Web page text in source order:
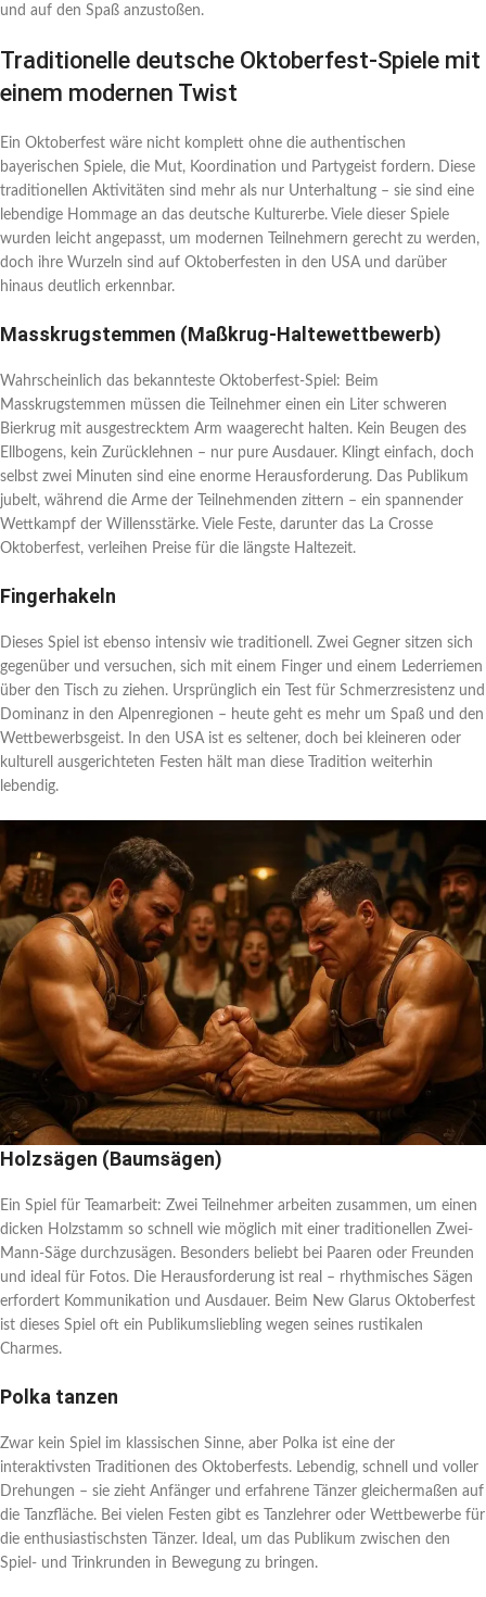
und auf den Spaß anzustoßen.
Traditionelle deutsche Oktoberfest-Spiele mit
einem modernen Twist
Ein Oktoberfest wäre nicht komplett ohne die authentischen
bayerischen Spiele, die Mut, Koordination und Partygeist fordern. Diese
traditionellen Aktivitäten sind mehr als nur Unterhaltung – sie sind eine
lebendige Hommage an das deutsche Kulturerbe. Viele dieser Spiele
wurden leicht angepasst, um modernen Teilnehmern gerecht zu werden,
doch ihre Wurzeln sind auf Oktoberfesten in den USA und darüber
hinaus deutlich erkennbar.
Masskrugstemmen (Maßkrug-Haltewettbewerb)
Wahrscheinlich das bekannteste Oktoberfest-Spiel: Beim
Masskrugstemmen müssen die Teilnehmer einen ein Liter schweren
Bierkrug mit ausgestrecktem Arm waagerecht halten. Kein Beugen des
Ellbogens, kein Zurücklehnen – nur pure Ausdauer. Klingt einfach, doch
selbst zwei Minuten sind eine enorme Herausforderung. Das Publikum
jubelt, während die Arme der Teilnehmenden zittern – ein spannender
Wettkampf der Willensstärke. Viele Feste, darunter das La Crosse
Oktoberfest, verleihen Preise für die längste Haltezeit.
Fingerhakeln
Dieses Spiel ist ebenso intensiv wie traditionell. Zwei Gegner sitzen sich
gegenüber und versuchen, sich mit einem Finger und einem Lederriemen
über den Tisch zu ziehen. Ursprünglich ein Test für Schmerzresistenz und
Dominanz in den Alpenregionen – heute geht es mehr um Spaß und den
Wettbewerbsgeist. In den USA ist es seltener, doch bei kleineren oder
kulturell ausgerichteten Festen hält man diese Tradition weiterhin
lebendig.
Holzsägen (Baumsägen)
Ein Spiel für Teamarbeit: Zwei Teilnehmer arbeiten zusammen, um einen
dicken Holzstamm so schnell wie möglich mit einer traditionellen Zwei-
Mann-Säge durchzusägen. Besonders beliebt bei Paaren oder Freunden
und ideal für Fotos. Die Herausforderung ist real – rhythmisches Sägen
erfordert Kommunikation und Ausdauer. Beim New Glarus Oktoberfest
ist dieses Spiel oft ein Publikumsliebling wegen seines rustikalen
Charmes.
Polka tanzen
Zwar kein Spiel im klassischen Sinne, aber Polka ist eine der
interaktivsten Traditionen des Oktoberfests. Lebendig, schnell und voller
Drehungen – sie zieht Anfänger und erfahrene Tänzer gleichermaßen auf
die Tanzfläche. Bei vielen Festen gibt es Tanzlehrer oder Wettbewerbe für
die enthusiastischsten Tänzer. Ideal, um das Publikum zwischen den
Spiel- und Trinkrunden in Bewegung zu bringen.